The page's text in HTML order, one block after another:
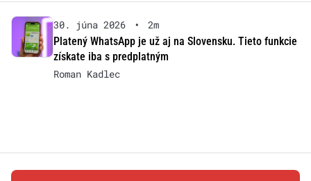
30. júna 2026 •
2m
Platený WhatsApp je už aj na Slovensku. Tieto funkcie
získate iba s predplatným
Roman Kadlec